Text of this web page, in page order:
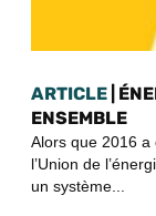
ARTICLE |
ENSEMBLE
Alors que 2016 a
l’Union de
un système...